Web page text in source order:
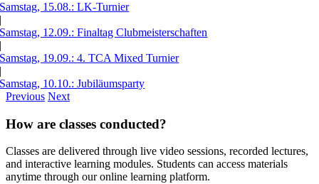
Samstag, 15.08.:LK-Turnier
|
Samstag, 12.09.:Finaltag Clubmeisterschaften
|
Samstag, 19.09.:4. TCA Mixed Turnier
|
Samstag, 10.10.:Jubiläumsparty
Previous Next
How are classes conducted?
Classes are delivered through live video sessions, recorded lectures,
and interactive learning modules. Students can access materials
anytime through our online learning platform.